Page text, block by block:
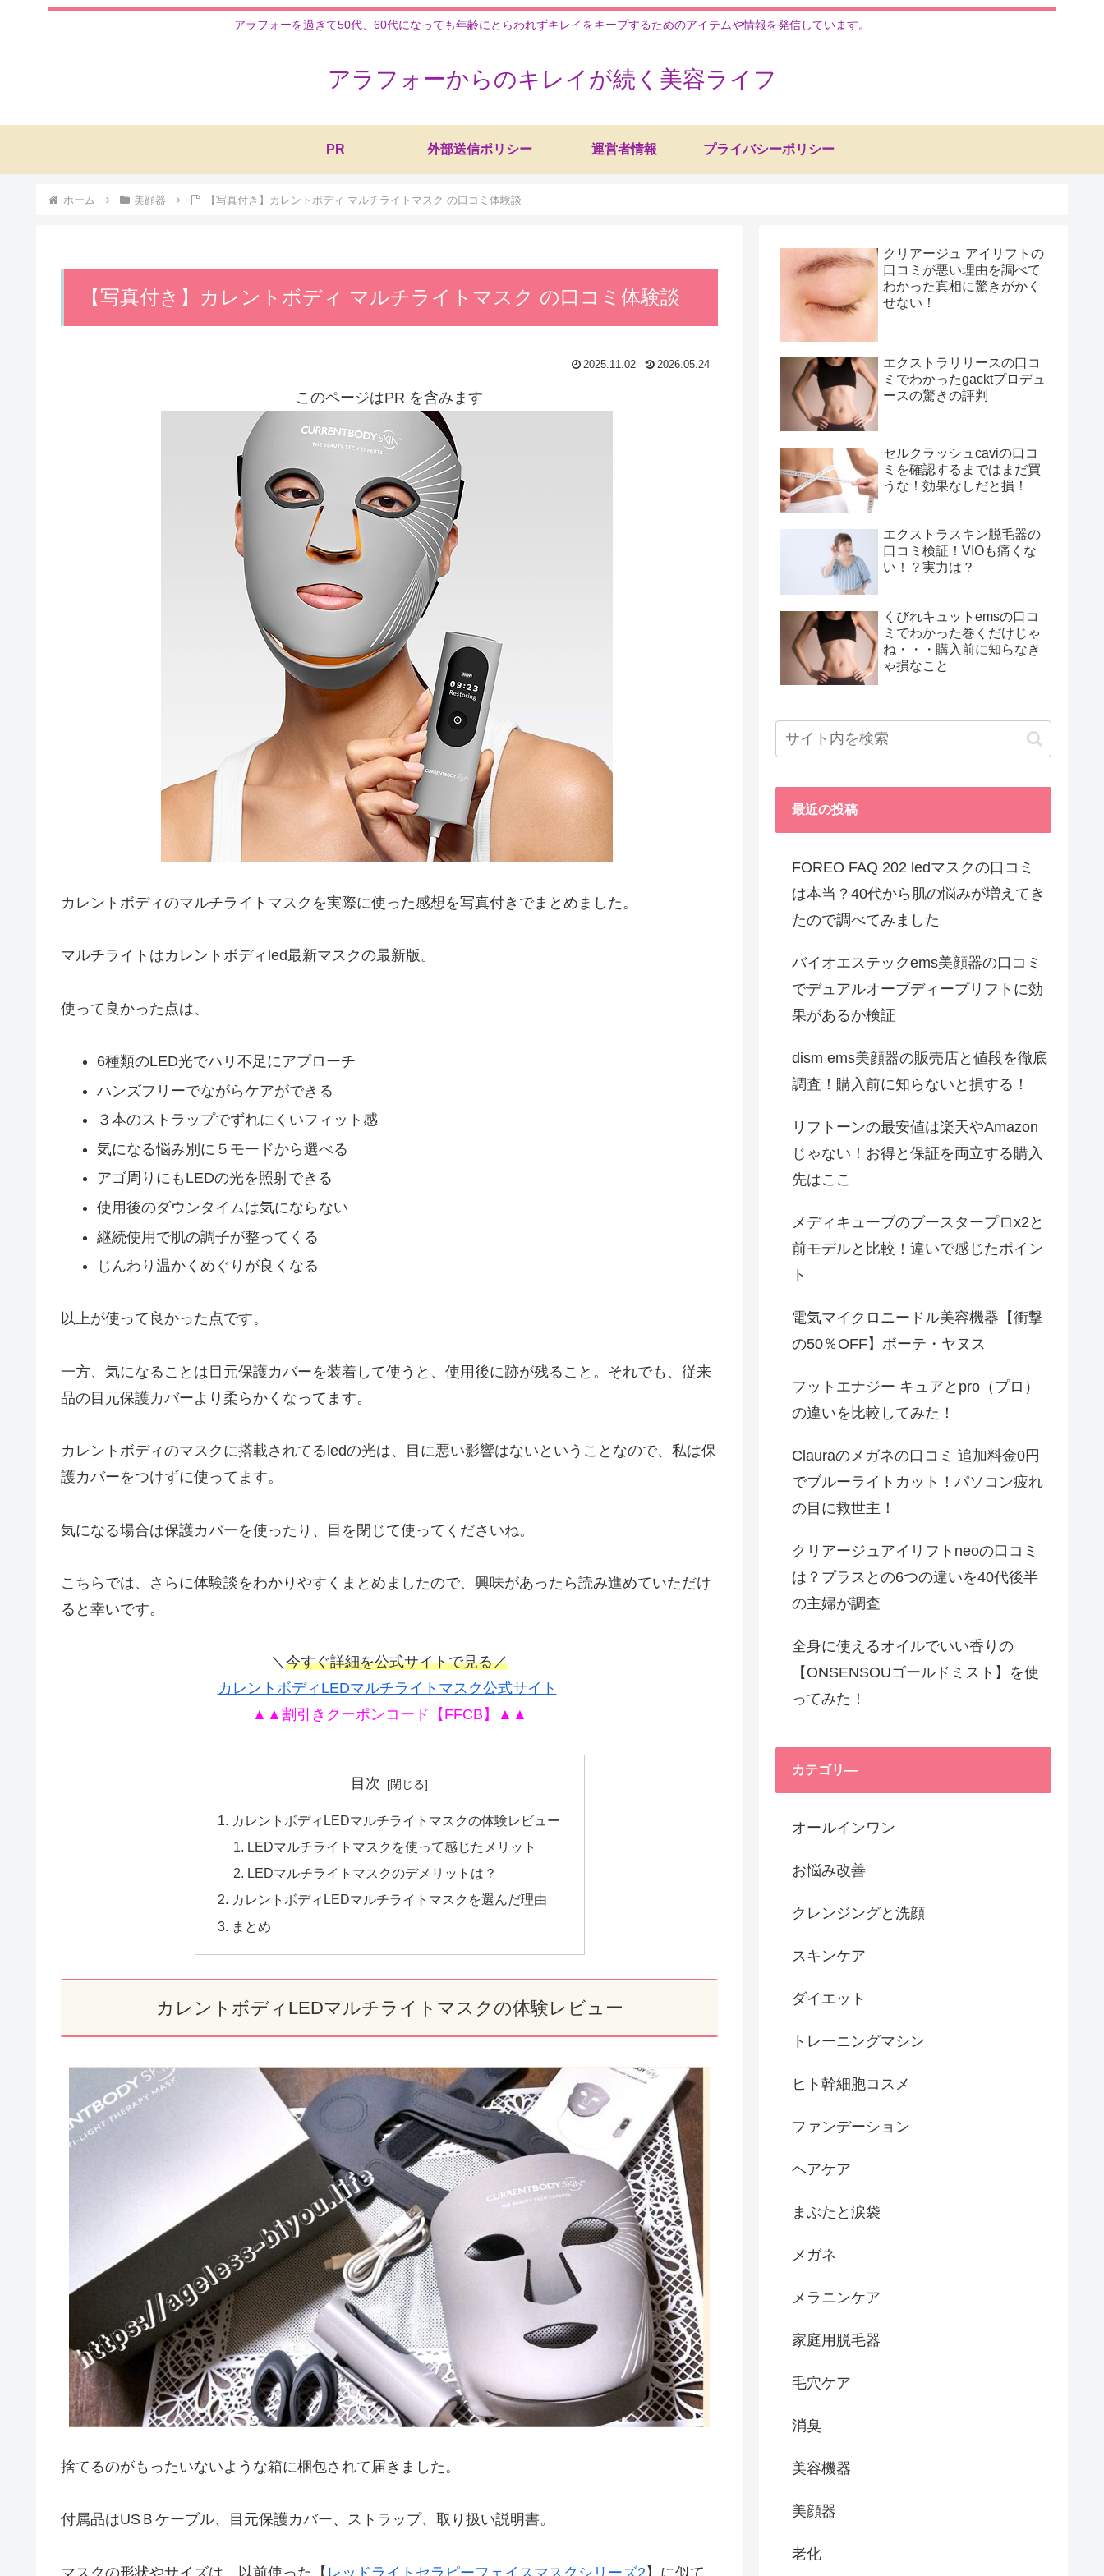
アラフォーを過ぎて50代、60代になっても年齢にとらわれずキレイをキープするためのアイテムや情報を発信しています。
アラフォーからのキレイが続く美容ライフ
PR 外部送信ポリシー 運営者情報 プライバシーポリシー
ホーム 美顔器 【写真付き】カレントボディ マルチライトマスク の口コミ体験談
【写真付き】カレントボディ マルチライトマスク の口コミ体験談
2025.11.02 2026.05.24
このページはPR を含みます
カレントボディのマルチライトマスクを実際に使った感想を写真付きでまとめました。
マルチライトはカレントボディled最新マスクの最新版。
使って良かった点は、
6種類のLED光でハリ不足にアプローチ
ハンズフリーでながらケアができる
３本のストラップでずれにくいフィット感
気になる悩み別に５モードから選べる
アゴ周りにもLEDの光を照射できる
使用後のダウンタイムは気にならない
継続使用で肌の調子が整ってくる
じんわり温かくめぐりが良くなる
以上が使って良かった点です。
一方、気になることは目元保護カバーを装着して使うと、使用後に跡が残ること。それでも、従来
品の目元保護カバーより柔らかくなってます。
カレントボディのマスクに搭載されてるledの光は、目に悪い影響はないということなので、私は保
護カバーをつけずに使ってます。
気になる場合は保護カバーを使ったり、目を閉じて使ってくださいね。
こちらでは、さらに体験談をわかりやすくまとめましたので、興味があったら読み進めていただけ
ると幸いです。
＼ 今すぐ詳細を公式サイトで見る／
カレントボディLEDマルチライトマスク公式サイト
▲▲割引きクーポンコード【FFCB】▲▲
目次
カレントボディLEDマルチライトマスクの体験レビュー
LEDマルチライトマスクを使って感じたメリット
LEDマルチライトマスクのデメリットは？
カレントボディLEDマルチライトマスクを選んだ理由
まとめ
カレントボディLEDマルチライトマスクの体験レビュー
捨てるのがもったいないような箱に梱包されて届きました。
付属品はUSＢケーブル、目元保護カバー、ストラップ、取り扱い説明書。
マスクの形状やサイズは、以前使った【 レッドライトセラピーフェイスマスクシリーズ2 】に似て
クリアージュ アイリフトの
口コミが悪い理由を調べて
わかった真相に驚きがかく
せない！
エクストラリリースの口コ
ミでわかったgacktプロデュ
ースの驚きの評判
セルクラッシュcaviの口コ
ミを確認するまではまだ買
うな！効果なしだと損！
エクストラスキン脱毛器の
口コミ検証！VIOも痛くな
い！？実力は？
くびれキュットemsの口コ
ミでわかった巻くだけじゃ
ね・・・購入前に知らなき
ゃ損なこと
最近の投稿
FOREO FAQ 202 ledマスクの口コミ
は本当？40代から肌の悩みが増えてき
たので調べてみました
バイオエステックems美顔器の口コミ
でデュアルオーブディープリフトに効
果があるか検証
dism ems美顔器の販売店と値段を徹底
調査！購入前に知らないと損する！
リフトーンの最安値は楽天やAmazon
じゃない！お得と保証を両立する購入
先はここ
メディキューブのブースタープロx2と
前モデルと比較！違いで感じたポイン
ト
電気マイクロニードル美容機器【衝撃
の50％OFF】ボーテ・ヤヌス
フットエナジー キュアとpro（プロ）
の違いを比較してみた！
Clauraのメガネの口コミ 追加料金0円
でブルーライトカット！パソコン疲れ
の目に救世主！
クリアージュアイリフトneoの口コミ
は？プラスとの6つの違いを40代後半
の主婦が調査
全身に使えるオイルでいい香りの
【ONSENSOUゴールドミスト】を使
ってみた！
カテゴリ―
オールインワン
お悩み改善
クレンジングと洗顔
スキンケア
ダイエット
トレーニングマシン
ヒト幹細胞コスメ
ファンデーション
ヘアケア
まぶたと涙袋
メガネ
メラニンケア
家庭用脱毛器
毛穴ケア
消臭
美容機器
美顔器
老化